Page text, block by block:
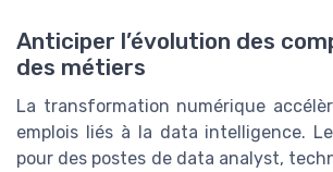
Anticiper l’évolution des
des métiers
La transformation numérique
emplois liés à la data intelligence.
pour des postes de data analyst,